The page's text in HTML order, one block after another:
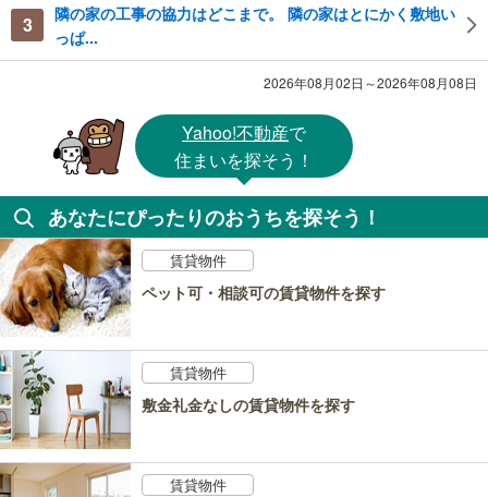
3
隣の家の工事の協力はどこまで。 隣の家はとにかく敷地い
っぱ...
2026年08月02日～2026年08月08日
Yahoo!不動産で
住まいを探そう！
あなたにぴったりのおうちを探そう！
賃貸物件
ペット可・相談可の賃貸物件を探す
賃貸物件
敷金礼金なしの賃貸物件を探す
賃貸物件